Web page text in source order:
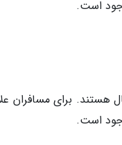
برای مسافران